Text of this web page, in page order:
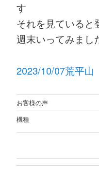
す
それを見ていると
週末いってみまし
2023/10/07荒平
お客様の声
機種